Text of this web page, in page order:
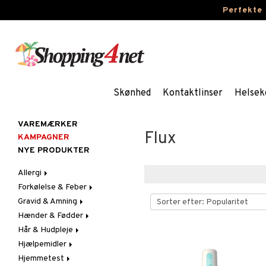
Perfekte
Skønhed Kontaktlinser
Flux
VAREMÆRKER
KAMPAGNER
NYE PRODUKTER
Allergi
Næsespray
Øjendråber
Forkølelse & Feber
Feber
Febertermometre
Hoste
Næse
Løbende & Tilstoppet
Næse
Ondt i halsen & Hæshed
Gravid & Amning
Brystbeskyttelse &
Indlæg
Brystpumpe
Hudpleje
Hænder & Fødder
Fodpleje
Fodcreme
Fodsvamp
Håndpleje
Håndcreme
Hår & Hudpleje
Ansigt
Acne
Hår
Hjælpemidler
Bad & Toilet
Hjemmetest